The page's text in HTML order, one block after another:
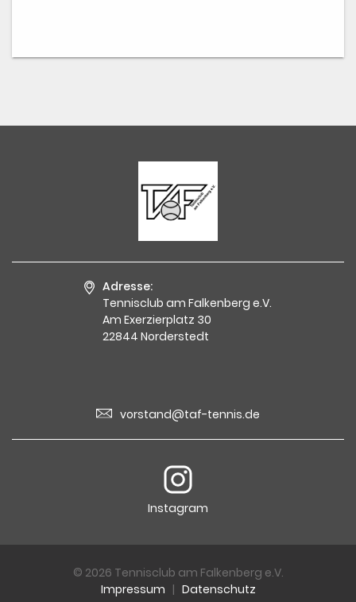
Adresse:
Tennisclub am Falkenberg e.V.
Am Exerzierplatz 30
22844 Norderstedt
vorstand@taf-tennis.de
Instagram
© 2026 Tennisclub am Falkenberg e.V.
Impressum | Datenschutz